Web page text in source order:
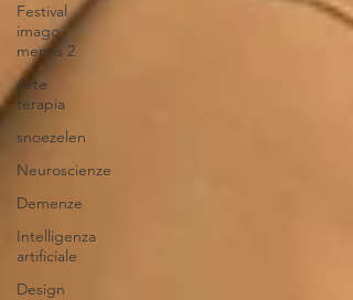
Festival
imago
mentis 2
Arte
terapia
snoezelen
Neuroscienze
Demenze
Intelligenza
artificiale
Design